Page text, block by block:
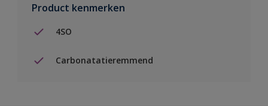
Product kenmerken
4SO
Carbonatatieremmend